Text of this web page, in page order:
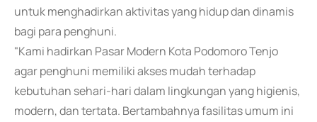
untuk menghadirkan aktivitas yang hidup dan dinamis
bagi para penghuni.
"Kami hadirkan Pasar Modern Kota Podomoro Tenjo
agar penghuni memiliki akses mudah terhadap
kebutuhan sehari-hari dalam lingkungan yang higienis,
modern, dan tertata. Bertambahnya fasilitas umum ini